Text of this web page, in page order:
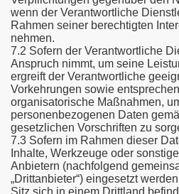
wenn der Verantwortliche
Rahmen seiner berechtigten
nehmen.
7.2 Sofern der Verantwortliche
Anspruch nimmt, um seine
ergreift der Verantwortliche
Vorkehrungen sowie
organisatorische Maßnahmen,
personenbezogenen Daten
gesetzlichen Vorschriften zu
7.3 Sofern im Rahmen dieser
Inhalte, Werkzeuge oder
Anbietern (nachfolgend
„Drittanbieter“) eingesetzt
Sitz sich in einem Drittland